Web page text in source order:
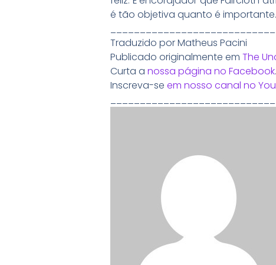
é tão objetiva quanto é importante.
Traduzido por Matheus Pacini
Publicado originalmente em The
Curta a nossa página no Facebook.
Inscreva-se em nosso canal no